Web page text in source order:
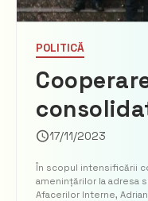
POLITICĂ
afacerilor
Albania
17/11/2023
În scopul intensificării
amenințărilor la adresa
Afacerilor Interne,